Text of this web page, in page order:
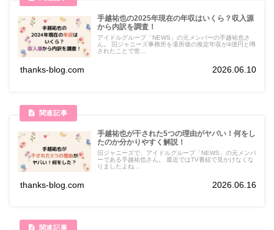
手越祐也の2025年現在の年収はいくら？収入源
から内訳を調査！
アイドルグループ「NEWS」の元メンバーの手越祐也さ
ん。 旧ジャニーズ事務所を退所後の推定年収が4億円と噂
されたことで世...
thanks-blog.com 2026.06.10
手越祐也が干された5つの理由がヤバい！何をし
たのか分かりやすく解説！
旧ジャニーズで、アイドルグループ「NEWS」の元メンバ
ーである手越祐也さん。 最近ではTV番組で見かけなくな
りましたよね...
thanks-blog.com 2026.06.16